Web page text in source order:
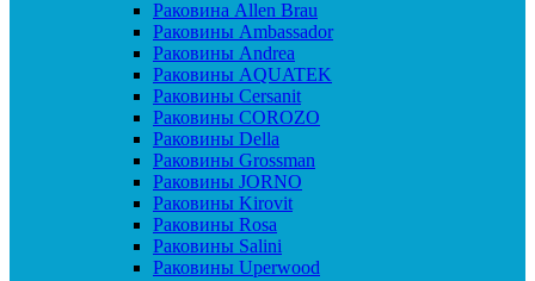
Раковина Allen Brau
Раковины Ambassador
Раковины Andrea
Раковины AQUATEK
Раковины Cersanit
Раковины COROZO
Раковины Della
Раковины Grossman
Раковины JORNO
Раковины Kirovit
Раковины Rosa
Раковины Salini
Раковины Uperwood